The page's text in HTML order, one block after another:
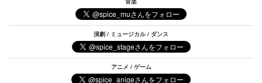
演劇 / ミュージカル / ダンス
アニメ / ゲーム